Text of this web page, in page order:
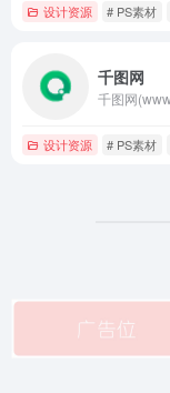
设计资源 # PS素材
千图网
设计资源 # PS素材